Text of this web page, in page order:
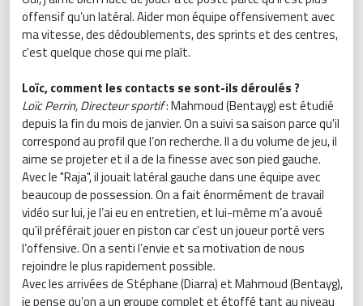
offensif qu’un latéral. Aider mon équipe offensivement avec
ma vitesse, des dédoublements, des sprints et des centres,
c'est quelque chose qui me plaît.
Loïc, comment les contacts se sont-ils déroulés ?
Loïc Perrin, Directeur sportif: Mahmoud (Bentayg) est étudié
depuis la fin du mois de janvier. On a suivi sa saison parce qu'il
correspond au profil que l’on recherche. Il a du volume de jeu, il
aime se projeter et il a de la finesse avec son pied gauche.
Avec le "Raja", il jouait latéral gauche dans une équipe avec
beaucoup de possession. On a fait énormément de travail
vidéo sur lui, je l’ai eu en entretien, et lui-même m’a avoué
qu’il préférait jouer en piston car c’est un joueur porté vers
l’offensive. On a senti l’envie et sa motivation de nous
rejoindre le plus rapidement possible.
Avec les arrivées de Stéphane (Diarra) et Mahmoud (Bentayg),
je pense qu’on a un groupe complet et étoffé tant au niveau